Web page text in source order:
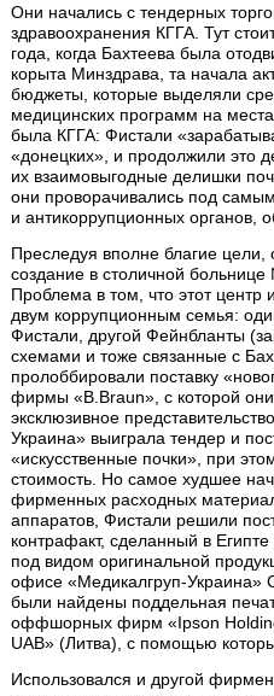
Они начались с тендерных
здравоохранения КГГА. Тут
года, когда Бахтеева была
корыта Минздрава, та начала
бюджеты, которые выделяли
медицинских программ на
была КГГА: Фистали
«донецких», и продолжили это
их взаимовыгодные делишки
они проворачивались под
и антикоррупционных органов,
Преследуя вполне благие цели,
создание в столичной
Проблема в том, что этот центр
двум коррупционным семья:
Фистали, другой Фейнбланты
схемами и тоже связанные с
пролоббировали поставку
фирмы «B.Braun», с которой
эксклюзивное
Украина» выиграла тендер и
«искусственные почки», при
стоимость. Но самое худшее
фирменных расходных
аппаратов, Фистали решили
контрафакт, сделанный в
под видом оригинальной
офисе «Медикалгруп-Украина»
были найдены поддельная
оффшорных фирм «Ipson
UAB» (Литва), с помощью
Использовался и другой